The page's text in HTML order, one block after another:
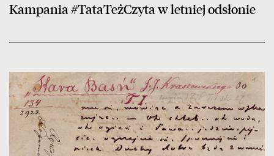
Kampania #TataTeżCzyta w letniej odsłonie
czytaj więcej o 214. rocznica urodzin Józefa Ignacego